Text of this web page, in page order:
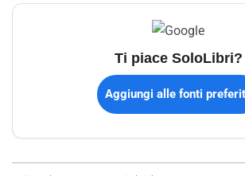
Ti piace SoloLibri?
Aggiungi alle fonti